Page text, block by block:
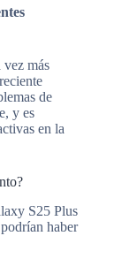
vez más
de
y es
en la
S25 Plus
haber